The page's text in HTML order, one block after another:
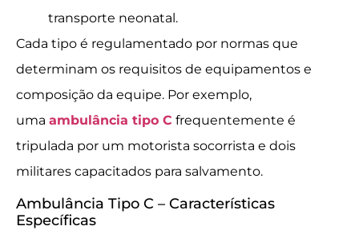
transporte neonatal.
Cada tipo é regulamentado por normas que
determinam os requisitos de equipamentos e
composição da equipe. Por exemplo,
uma ambulância tipo C frequentemente é
tripulada por um motorista socorrista e dois
militares capacitados para salvamento.
Ambulância Tipo C – Características
Específicas